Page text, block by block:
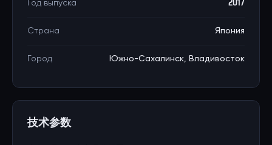
Год выпуска 2017
Страна Япония
Город Южно-Сахалинск, Владивосток
技术参数